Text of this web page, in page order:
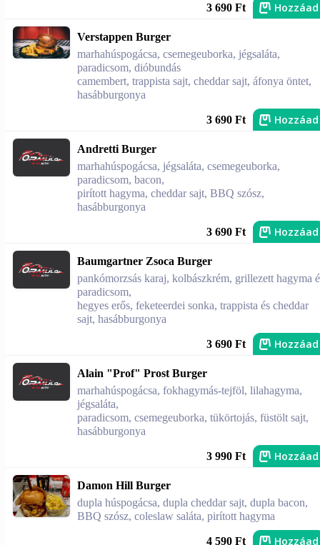
3 690 Ft Hozzáad
Verstappen Burger
marhahúspogácsa, csemegeuborka, jégsaláta,
paradicsom, dióbundás
camembert, trappista sajt, cheddar sajt, áfonya öntet,
hasábburgonya
3 690 Ft Hozzáad
Andretti Burger
marhahúspogácsa, jégsaláta, csemegeuborka,
paradicsom, bacon,
pirított hagyma, cheddar sajt, BBQ szósz,
hasábburgonya
3 690 Ft Hozzáad
Baumgartner Zsoca Burger
pankómorzsás karaj, kolbászkrém, grillezett hagyma
paradicsom,
hegyes erős, feketeerdei sonka, trappista és cheddar
sajt, hasábburgonya
3 690 Ft Hozzáad
Alain "Prof" Prost Burger
marhahúspogácsa, fokhagymás-tejföl, lilahagyma,
jégsaláta,
paradicsom, csemegeuborka, tükörtojás, füstölt sajt,
hasábburgonya
3 990 Ft Hozzáad
Damon Hill Burger
dupla húspogácsa, dupla cheddar sajt, dupla bacon,
BBQ szósz, coleslaw saláta, pirított hagyma
4 590 Ft Hozzáad